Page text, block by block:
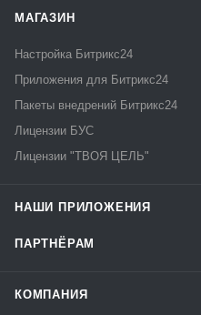
МАГАЗИН
Настройка Битрикс24
Приложения для Битрикс24
Пакеты внедрений Битрикс24
Лицензии БУС
Лицензии "ТВОЯ ЦЕЛЬ"
НАШИ ПРИЛОЖЕНИЯ
ПАРТНЁРАМ
КОМПАНИЯ